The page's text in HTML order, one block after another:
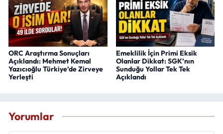
ORC Araştırma Sonuçları
Açıklandı: Mehmet Kemal
Yazıcıoğlu Türkiye’de Zirveye
Yerleşti
Emeklilik İçin Primi Eksik
Olanlar Dikkat: SGK’nın
Sunduğu Yollar Tek Tek
Açıklandı
Yorumlar